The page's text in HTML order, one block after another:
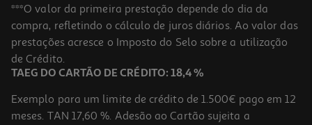
Queijo Flamengo Limiano Fatias 200 G
11.75 €/Kg
2,35 €
***O valor da primeira prestação depende do dia da
compra, refletindo o cálculo de juros diários. Ao valor das
prestações acresce o Imposto do Selo sobre a utilização
de Crédito.
TAEG DO CARTÃO DE CRÉDITO: 18,4 %
Exemplo para um limite de crédito de 1.500€ pago em 12
meses. TAN 17,60 %. Adesão ao Cartão sujeita a